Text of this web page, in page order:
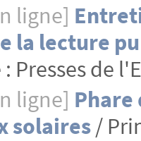
ligne]
la lecture
Presses de
ligne]
solaires/